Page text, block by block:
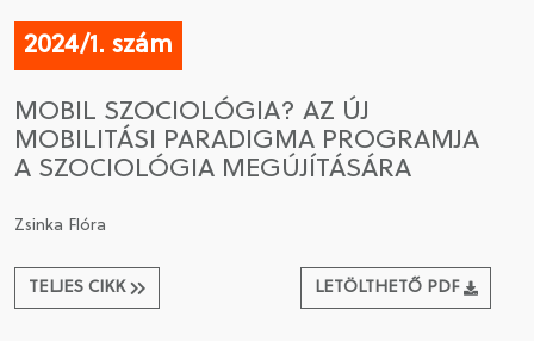
2024/1. szám
MOBIL SZOCIOLÓGIA? AZ ÚJ
MOBILITÁSI PARADIGMA PROGRAMJA
A SZOCIOLÓGIA MEGÚJÍTÁSÁRA
Zsinka Flóra
TELJES CIKK LETÖLTHETŐ PDF